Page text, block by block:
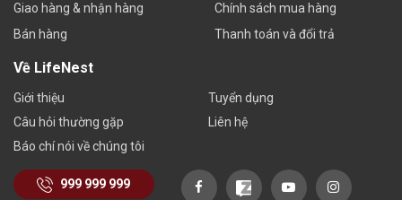
Giao hàng & nhận hàng
Bán hàng
Chính sách mua hàng
Thanh toán và đổi trả
Về LifeNest
Giới thiệu
Câu hỏi thường gặp
Báo chí nói về chúng tôi
Tuyển dụng
Liên hệ
999 999 999